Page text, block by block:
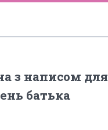
з написом для
батька